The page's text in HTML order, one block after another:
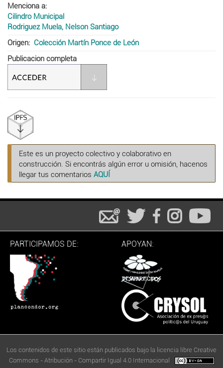
Menciona a
Cilindro Municipal
Rodriguez Muela, Nelson Santiago
Origen
Colección Martín Ponce de León
Publicacion completa
Este es un proyecto colectivo y colaborativo en
construcción. Si encontrás algún error u omisión, hacenos
llegar tus comentarios AQUÍ
PARTICIPAMOS DE: APOYAN:
Los contenidos de este sitio están publicados bajo la licencia libre Creative
Commons - Atribución - Compartir Igual 4.0 Internacional